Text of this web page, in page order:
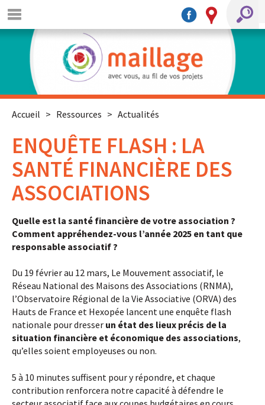
Accueil > Ressources > Actualités
ENQUÊTE FLASH : LA
SANTÉ FINANCIÈRE DES
ASSOCIATIONS
Quelle est la santé financière de votre association ?
Comment appréhendez-vous l’année 2025 en tant que
responsable associatif ?
Du 19 février au 12 mars, Le Mouvement associatif, le
Réseau National des Maisons des Associations (RNMA),
l’Observatoire Régional de la Vie Associative (ORVA) des
Hauts de France et Hexopée lancent une enquête flash
nationale pour dresser un état des lieux précis de la
situation financière et économique des associations,
qu’elles soient employeuses ou non.
5 à 10 minutes suffisent pour y répondre, et chaque
contribution renforcera notre capacité à défendre le